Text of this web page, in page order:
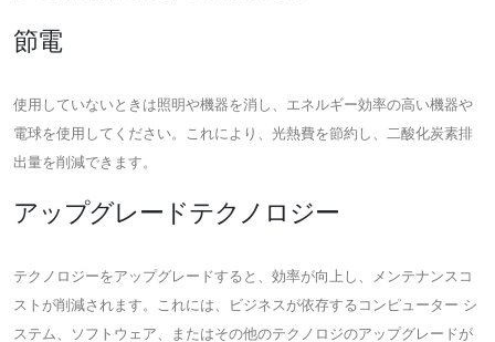
節電
使用していないときは照明や機器を消し、エネルギー効率の高い機器や
電球を使用してください。これにより、光熱費を節約し、二酸化炭素排
出量を削減できます。
アップグレードテクノロジー
テクノロジーをアップグレードすると、効率が向上し、メンテナンスコ
ストが削減されます。これには、ビジネスが依存するコンピューター シ
ステム、ソフトウェア、またはその他のテクノロジのアップグレードが